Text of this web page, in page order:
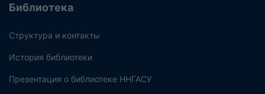
Библиотека
Структура и контакты
История библиотеки
Презентация о библиотеке ННГАСУ